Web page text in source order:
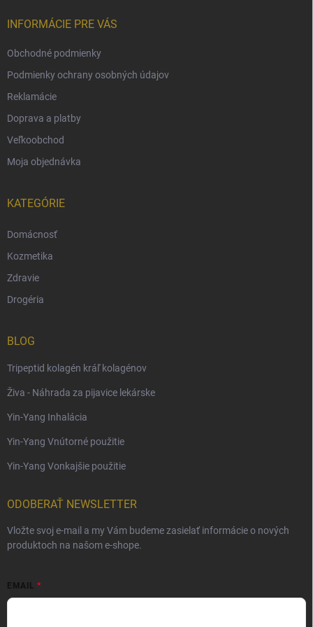
INFORMÁCIE PRE VÁS
Obchodné podmienky
Podmienky ochrany osobných údajov
Reklamácie
Doprava a platby
Veľkoobchod
Moja objednávka
KATEGÓRIE
Domácnosť
Kozmetika
Zdravie
Drogéria
BLOG
Tripeptid kolagén kráľ kolagénov
Živa - Náhrada za pijavice lekárske
Yin-Yang Inhalácia
Yin-Yang Vnútorné použitie
Yin-Yang Vonkajšie použitie
ODOBERAŤ NEWSLETTER
Vložte svoj e-mail a my Vám budeme zasielať informácie o nových
produktoch na našom e-shope.
EMAIL